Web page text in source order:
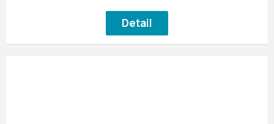
Detail